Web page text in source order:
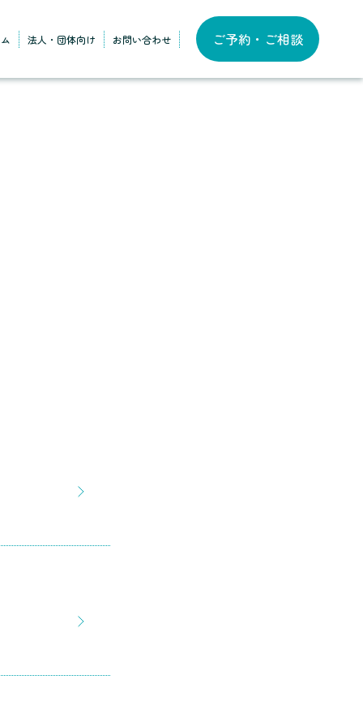
法人・団体向け お問い合わせ ご予約・ご相談